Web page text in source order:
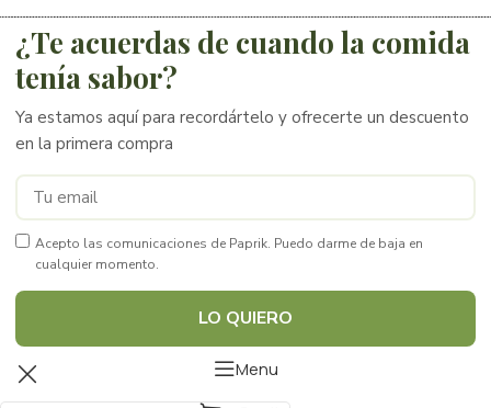
¿Te acuerdas de cuando la comida
tenía sabor?
Ya estamos aquí para recordártelo y ofrecerte un descuento
en la primera compra
Acepto las comunicaciones de Paprik. Puedo darme de baja en
cualquier momento.
LO QUIERO
Menu